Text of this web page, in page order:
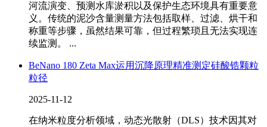
河流演变、预测水库淤积以及保护生态环境具有重要意
义。传统的泥沙含量测量方法包括取样、过滤、烘干和
称重等步骤，虽然结果可靠，但过程繁琐且无法实现连
续监测。 ...
BeNano 180 Zeta Max运用沉降原理精准测定硅酸锆颗粒
粒径
2025-11-12
在纳米粒度分析领域，动态光散射（DLS）技术因其对